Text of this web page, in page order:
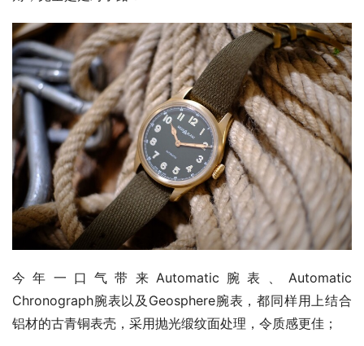
今年一口气带来Automatic腕表、Automatic
Chronograph腕表以及Geosphere腕表，都同样用上结合
铝材的古青铜表壳，采用抛光缎纹面处理，令质感更佳；